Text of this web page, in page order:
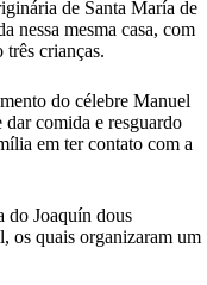
de Santa María de
nessa mesma casa, com
crianças.
do célebre Manuel
dar comida e resguardo
em ter contato com a
do Joaquín dous
os quais organizaram um